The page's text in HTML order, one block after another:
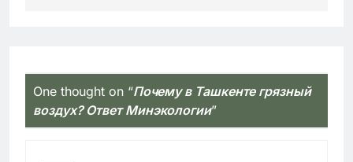
One thought on “Почему в Ташкенте грязный
воздух? Ответ Минэкологии”